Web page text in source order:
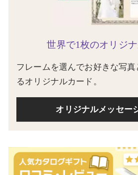
世界で1枚のオリジ
フレームを選んでお好きな写
るオリジナルカード。
オリジナルメッセー